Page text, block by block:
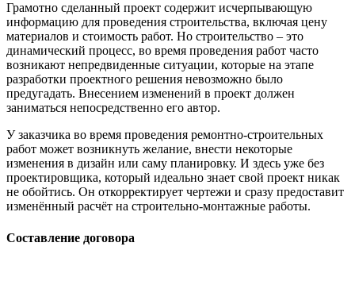
Грамотно сделанный проект содержит исчерпывающую
информацию для проведения строительства, включая цену
материалов и стоимость работ. Но строительство – это
динамический процесс, во время проведения работ часто
возникают непредвиденные ситуации, которые на этапе
разработки проектного решения невозможно было
предугадать. Внесением изменений в проект должен
заниматься непосредственно его автор.
У заказчика во время проведения ремонтно-строительных
работ может возникнуть желание, внести некоторые
изменения в дизайн или саму планировку. И здесь уже без
проектировщика, который идеально знает свой проект никак
не обойтись. Он откорректирует чертежи и сразу предоставит
изменённый расчёт на строительно-монтажные работы.
Составление договора